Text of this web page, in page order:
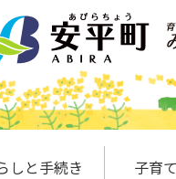
しと手続き 子育